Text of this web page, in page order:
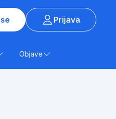
Prijava
Objave